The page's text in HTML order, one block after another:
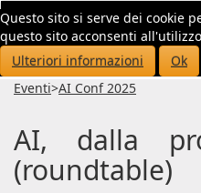
Questo sito si serve dei cookie
questo sito acconsenti
Ulteriori informazioni
Ok
Eventi>AI Conf 2025
AI, dalla
(roundtable)